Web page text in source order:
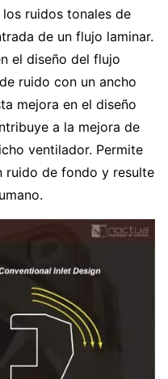
ruidos tonales de
de un flujo laminar.
el diseño del flujo
ruido con un ancho
mejora en el diseño
a la mejora de
ventilador. Permite
ruido de fondo y resulte